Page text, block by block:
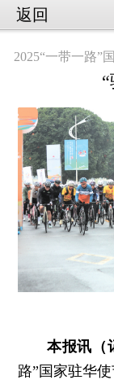
返回
2025“一带一路”
本报讯（
路”国家驻华